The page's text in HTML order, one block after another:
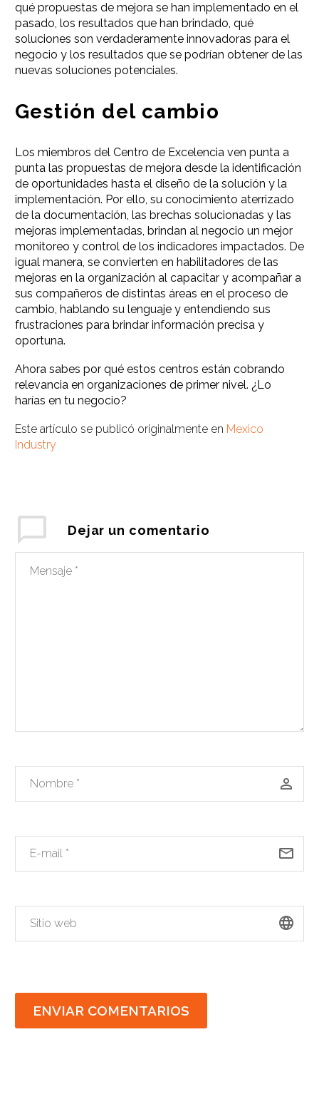
qué propuestas de mejora se han implementado en el
pasado, los resultados que han brindado, qué
soluciones son verdaderamente innovadoras para el
negocio y los resultados que se podrían obtener de las
nuevas soluciones potenciales.
Gestión del cambio
Los miembros del Centro de Excelencia ven punta a
punta las propuestas de mejora desde la identificación
de oportunidades hasta el diseño de la solución y la
implementación. Por ello, su conocimiento aterrizado
de la documentación, las brechas solucionadas y las
mejoras implementadas, brindan al negocio un mejor
monitoreo y control de los indicadores impactados. De
igual manera, se convierten en habilitadores de las
mejoras en la organización al capacitar y acompañar a
sus compañeros de distintas áreas en el proceso de
cambio, hablando su lenguaje y entendiendo sus
frustraciones para brindar información precisa y
oportuna.
Ahora sabes por qué estos centros están cobrando
relevancia en organizaciones de primer nivel. ¿Lo
harías en tu negocio?
Este artículo se publicó originalmente en Mexico
Industry
Dejar un comentario
ENVIAR COMENTARIOS